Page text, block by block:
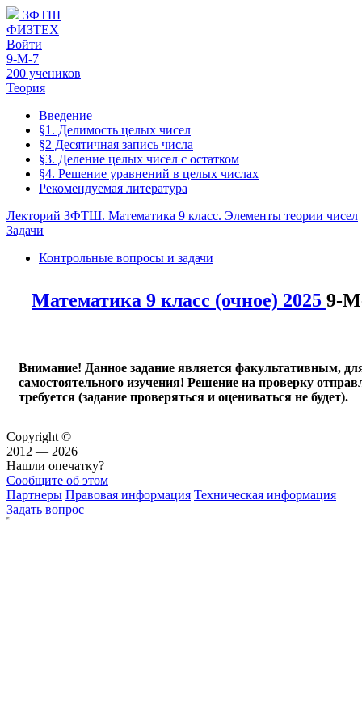
ЗФТШ
ФИЗТЕХ
Войти
9-М-7
200 учеников
Теория
Введение
§1. Делимость целых чисел
§2 Десятичная запись числа
§3. Деление целых чисел с остатком
§4. Решение уравнений в целых числах
Рекомендуемая литература
Лекторий ЗФТШ. Математика 9 класс. Элементы теории чисел
Задачи
Контрольные вопросы и задачи
Математика 9 класс (очное) 2025 9-
Внимание! Данное задание является факультативным,
самостоятельного изучения! Решение на проверку
требуется (задание проверяться и оцениваться не будет).
Copyright ©
2012 — 2026
Нашли опечатку?
Сообщите об этом
Партнеры Правовая информация Техническая информация
Задать вопрос